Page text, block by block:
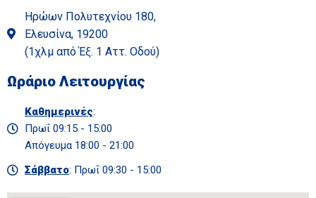
Ηρώων Πολυτεχνίου 180,
Ελευσίνα, 19200
(1χλμ από Έξ. 1 Αττ. Οδού)
Ωράριο Λειτουργίας
Καθημερινές:
Πρωΐ 09:15 - 15:00
Απόγευμα 18:00 - 21:00
Σάββατο: Πρωΐ 09:30 - 15:00